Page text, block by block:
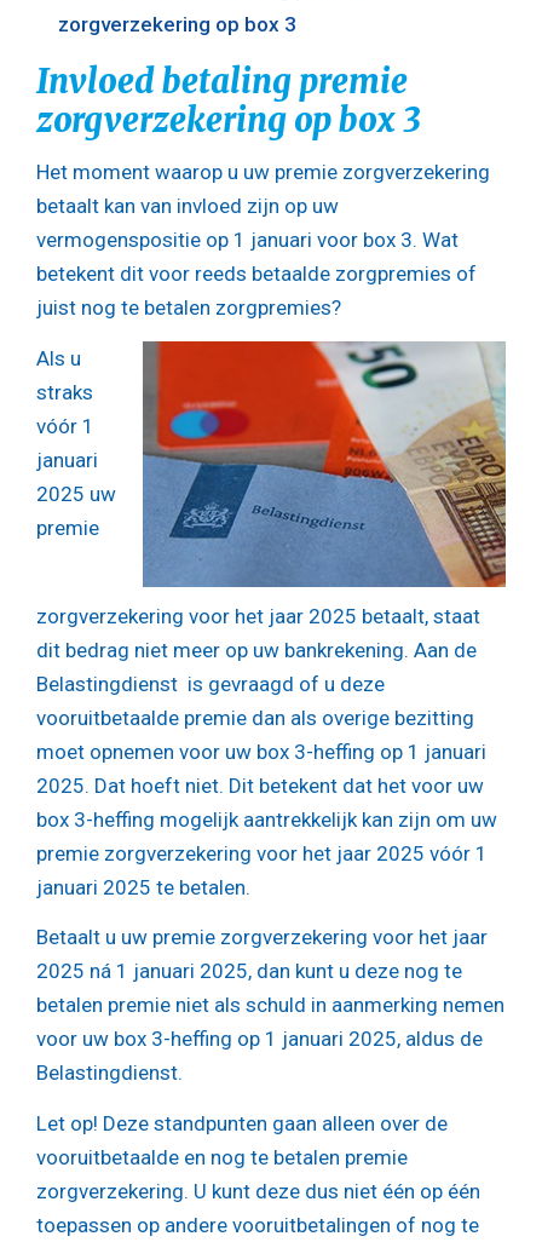
zorgverzekering op box 3
Invloed betaling premie
zorgverzekering op box 3
Het moment waarop u uw premie zorgverzekering
betaalt kan van invloed zijn op uw
vermogenspositie op 1 januari voor box 3. Wat
betekent dit voor reeds betaalde zorgpremies of
juist nog te betalen zorgpremies?
Als u
straks
vóór 1
januari
2025 uw
premie
zorgverzekering voor het jaar 2025 betaalt, staat
dit bedrag niet meer op uw bankrekening. Aan de
Belastingdienst is gevraagd of u deze
vooruitbetaalde premie dan als overige bezitting
moet opnemen voor uw box 3-heffing op 1 januari
2025. Dat hoeft niet. Dit betekent dat het voor uw
box 3-heffing mogelijk aantrekkelijk kan zijn om uw
premie zorgverzekering voor het jaar 2025 vóór 1
januari 2025 te betalen.
Betaalt u uw premie zorgverzekering voor het jaar
2025 ná 1 januari 2025, dan kunt u deze nog te
betalen premie niet als schuld in aanmerking nemen
voor uw box 3-heffing op 1 januari 2025, aldus de
Belastingdienst.
Let op! Deze standpunten gaan alleen over de
vooruitbetaalde en nog te betalen premie
zorgverzekering. U kunt deze dus niet één op één
toepassen op andere vooruitbetalingen of nog te